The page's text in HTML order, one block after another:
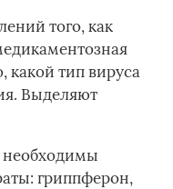
того, как
какой тип вируса
Выделяют
гриппферон,